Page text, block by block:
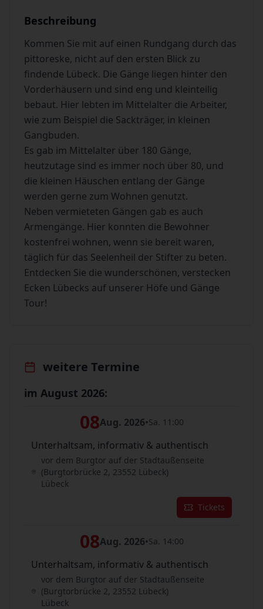
Beschreibung
Kommen Sie mit auf einen Rundgang durch das
pittoreske, nicht auf den ersten Blick zu
findende Lübeck. Die Gänge liegen hinter den
Vorderhäusern und sind eng und kleinteilig
bebaut. Hier lebten im Mittelalter die Arbeiter,
wie zum Beispiel die Sackträger, in kleinen
Gangbuden.
Es gab im Mittelalter über 180 Gänge,
heutzutage sind es immer noch über 80, und
die kleinen Häuschen entlang der Gänge
werden gerne zum Wohnen genutzt.
Neben vermieteten Gängen gab es auch
Armengänge. Hier konnten die Bewohner
kostenfrei wohnen, wenn sie bereit waren,
täglich für das Seelenheil der Stifter zu beten.
Entdecken Sie die wunderschönen, verstecken
Ecken Lübecks auf unserer Höfe und Gänge
Tour!
weitere Termine
im August 2026:
08Aug. 2026•Sa. 11:00
Unterhaltsam, informativ & authentisch
vor dem Burgtor auf der Stadtaußenseite
(Burgtorbrücke 2, 23552 Lübeck)
Lübeck
Tickets
08Aug. 2026•Sa. 14:00
Unterhaltsam, informativ & authentisch
vor dem Burgtor auf der Stadtaußenseite
(Burgtorbrücke 2, 23552 Lübeck)
Lübeck